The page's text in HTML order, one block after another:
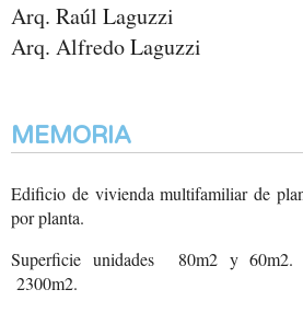
Arq. Raúl Laguzzi
Arq. Alfredo Laguzzi
MEMORIA
Edificio de vivienda multifamiliar de
por planta.
Superficie unidades 80m2 y 60m2.
2300m2.